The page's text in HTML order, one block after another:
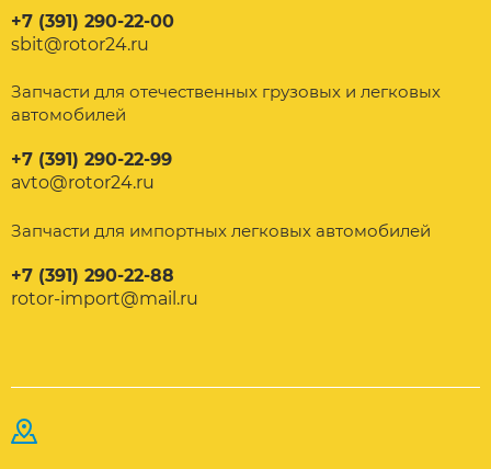
+7 (391) 290-22-00
sbit@rotor24.ru
Запчасти для отечественных грузовых и легковых
автомобилей
+7 (391) 290-22-99
avto@rotor24.ru
Запчасти для импортных легковых автомобилей
+7 (391) 290-22-88
rotor-import@mail.ru